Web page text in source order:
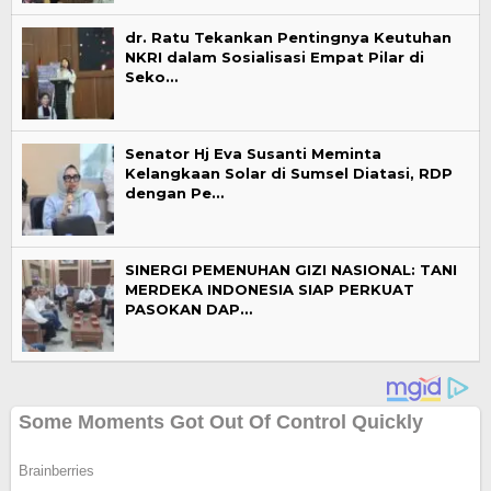
dr. Ratu Tekankan Pentingnya Keutuhan
NKRI dalam Sosialisasi Empat Pilar di
Seko…
Senator Hj Eva Susanti Meminta
Kelangkaan Solar di Sumsel Diatasi, RDP
dengan Pe…
SINERGI PEMENUHAN GIZI NASIONAL: TANI
MERDEKA INDONESIA SIAP PERKUAT
PASOKAN DAP…